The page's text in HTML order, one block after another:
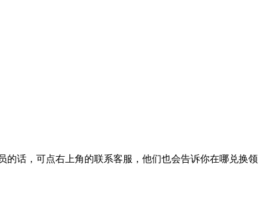
的话，可点右上角的联系客服，他们也会告诉你在哪兑换领